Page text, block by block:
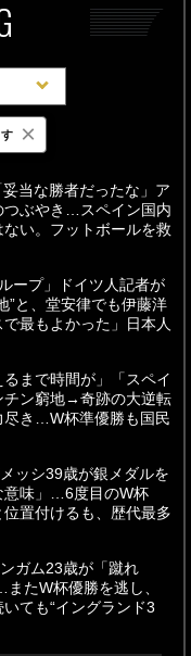
週間
当な勝者だったな」ア
つぶやき…スペイン国内
い。フットボールを救
ープ」ドイツ人記者が
”と、堂安律でも伊藤洋
最もよかった」日本人
まで時間が」「スペイ
チン窮地→奇跡の大逆転
き…W杯準優勝も国民
ッシ39歳が銀メダルを
意味」…6度目のW杯
位置付けるも、歴代最多
ガム23歳が「蹴れ
たW杯優勝を逃し、
ても“イングランド3
×